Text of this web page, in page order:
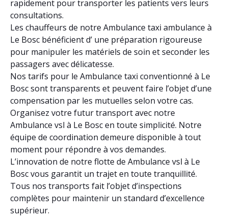
rapidement pour transporter les patients vers leurs
consultations.
Les chauffeurs de notre Ambulance taxi ambulance à
Le Bosc bénéficient d’ une préparation rigoureuse
pour manipuler les matériels de soin et seconder les
passagers avec délicatesse.
Nos tarifs pour le Ambulance taxi conventionné à Le
Bosc sont transparents et peuvent faire l’objet d’une
compensation par les mutuelles selon votre cas.
Organisez votre futur transport avec notre
Ambulance vsl à Le Bosc en toute simplicité. Notre
équipe de coordination demeure disponible à tout
moment pour répondre à vos demandes.
L’innovation de notre flotte de Ambulance vsl à Le
Bosc vous garantit un trajet en toute tranquillité.
Tous nos transports fait l’objet d’inspections
complètes pour maintenir un standard d’excellence
supérieur.